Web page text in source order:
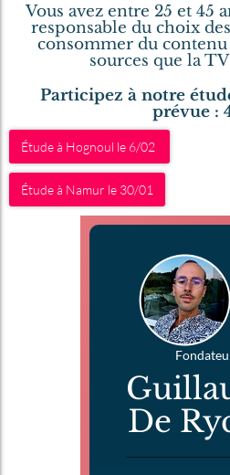
Vous avez entre 25 et 45
responsable du choix
consommer du
sources que la
Participez à notre
prévue :
Étude à Hognoul le 6/02
Étude à Namur le 30/01
De